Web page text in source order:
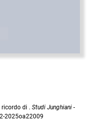
ricordo di . Studi Junghiani -
2025oa22009